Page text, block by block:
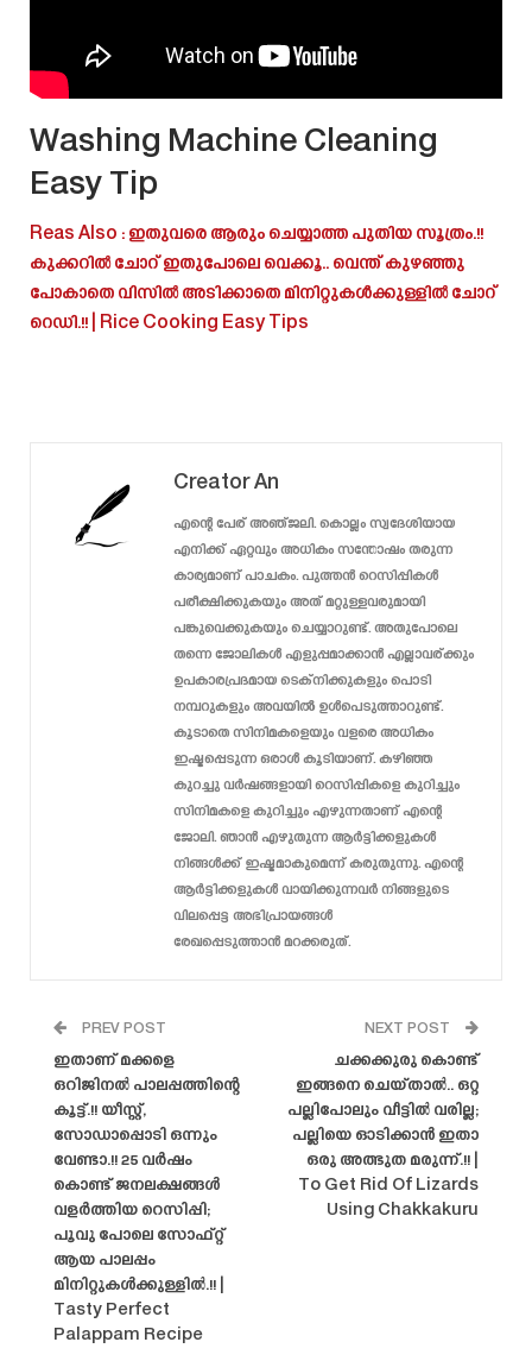
Washing Machine Cleaning
Easy Tip
Reas Also : ഇതുവരെ ആരും ചെയ്യാത്ത പുതിയ സൂത്രം.!!
കുക്കറിൽ ചോറ് ഇതുപോലെ വെക്കൂ.. വെന്ത് കുഴഞ്ഞു
പോകാതെ വിസിൽ അടിക്കാതെ മിനിറ്റുകൾക്കുള്ളിൽ ചോറ്
റെഡി.!! | Rice Cooking Easy Tips
Creator An
എന്റെ പേര് അഞ്ജലി. കൊല്ലം സ്വദേശിയായ
എനിക്ക് ഏറ്റവും അധികം സന്തോഷം തരുന്ന
കാര്യമാണ് പാചകം. പുത്തൻ റെസിപ്പികൾ
പരീക്ഷിക്കുകയും അത് മറ്റുള്ളവരുമായി
പങ്കുവെക്കുകയും ചെയ്യാറുണ്ട്. അതുപോലെ
തന്നെ ജോലികൾ എളുപ്പമാക്കാൻ എല്ലാവര്ക്കും
ഉപകാരപ്രദമായ ടെക്‌നിക്കുകളും പൊടി
നമ്പറുകളും അവയിൽ ഉൾപെടുത്താറുണ്ട്.
കൂടാതെ സിനിമകളെയും വളരെ അധികം
ഇഷ്ടപ്പെടുന്ന ഒരാൾ കൂടിയാണ്. കഴിഞ്ഞ
കുറച്ചു വർഷങ്ങളായി റെസിപ്പികളെ കുറിച്ചും
സിനിമകളെ കുറിച്ചും എഴുന്നതാണ് എന്റെ
ജോലി. ഞാൻ എഴുതുന്ന ആർട്ടിക്കളുകൾ
നിങ്ങൾക്ക് ഇഷ്ടമാകുമെന്ന് കരുതുന്നു. എന്റെ
ആർട്ടിക്കളുകൾ വായിക്കുന്നവർ നിങ്ങളുടെ
വിലപ്പെട്ട അഭിപ്രായങ്ങൾ
രേഖപ്പെടുത്താൻ മറക്കരുത്.
PREV POST
ഇതാണ് മക്കളെ
ഒറിജിനൽ പാലപ്പത്തിന്റെ
കൂട്ട്.!! യീസ്റ്റ്,
സോഡാപ്പൊടി ഒന്നും
വേണ്ടാ.!! 25 വർഷം
കൊണ്ട് ജനലക്ഷങ്ങൾ
വളർത്തിയ റെസിപ്പി;
പൂവു പോലെ സോഫ്റ്റ്‌
ആയ പാലപ്പം
മിനിറ്റുകൾക്കുള്ളിൽ.!! |
Tasty Perfect
Palappam Recipe
NEXT POST
ചക്കക്കുരു കൊണ്ട്
ഇങ്ങനെ ചെയ്താൽ.. ഒറ്റ
പല്ലിപോലും വീട്ടിൽ വരില്ല;
പല്ലിയെ ഓടിക്കാൻ ഇതാ
ഒരു അത്ഭുത മരുന്ന്.!! |
To Get Rid Of Lizards
Using Chakkakuru